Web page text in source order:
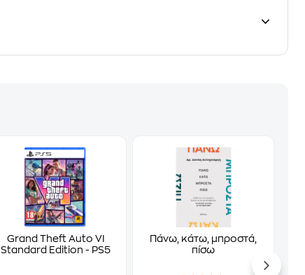
Grand Theft Auto VI
Standard Edition - PS5
Πάνω, κάτω, μπροστά,
πίσω